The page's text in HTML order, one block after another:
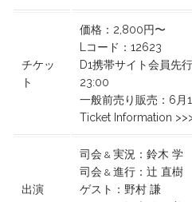
チケッ
ト
価格： 2,800円〜
Lコード： 12623
D1携帯サイト会員先
23:00
一般前売り販売： 6月
Ticket Information
出演
司会 & 実況： 鈴木 学
司会 & 進行： 辻 直樹
ゲスト： 野村 謙